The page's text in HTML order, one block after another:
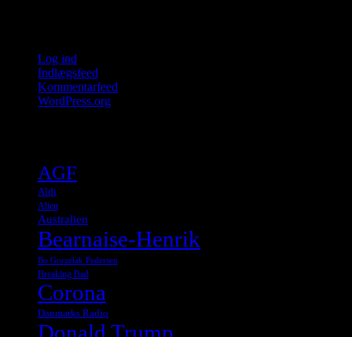
Log ind
Indlægsfeed
Kommentarfeed
WordPress.org
AGF
Aldi
Alien
Australien
Bearnaise-Henrik
Bo Gorzelak Pedersen
Breaking Bad
Corona
Danmarks Radio